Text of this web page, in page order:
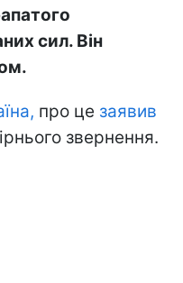
сил. Він
про це заявив
звернення.